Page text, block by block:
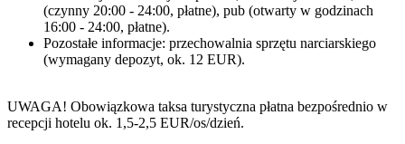
(czynny 20:00 - 24:00, płatne), pub (otwarty w godzinach
16:00 - 24:00, płatne).
Pozostałe informacje: przechowalnia sprzętu narciarskiego
(wymagany depozyt, ok. 12 EUR).
UWAGA! Obowiązkowa taksa turystyczna płatna bezpośrednio w
recepcji hotelu ok. 1,5-2,5 EUR/os/dzień.